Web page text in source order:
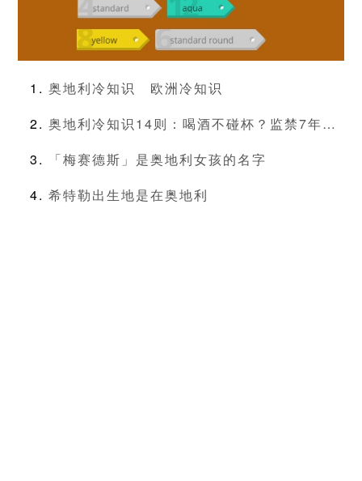
奥地利冷知识
欧洲冷知识
奥地利冷知识14则：喝酒不碰杯？监禁7年…
「梅赛德斯」是奥地利女孩的名字
希特勒出生地是在奥地利